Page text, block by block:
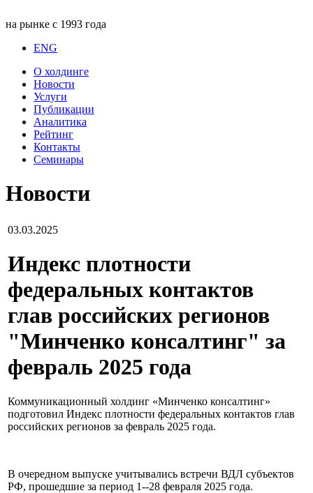
на рынке с 1993 года
ENG
О холдинге
Новости
Услуги
Публикации
Аналитика
Рейтинг
Контакты
Семинары
Новости
03.03.2025
Индекс плотности
федеральных контактов
глав российских регионов
"Минченко консалтинг" за
февраль 2025 года
Коммуникационный холдинг «Минченко консалтинг»
подготовил Индекс плотности федеральных контактов глав
российских регионов за февраль 2025 года.
В очередном выпуске учитывались встречи ВДЛ субъектов
РФ, прошедшие за период 1--28 февраля 2025 года.